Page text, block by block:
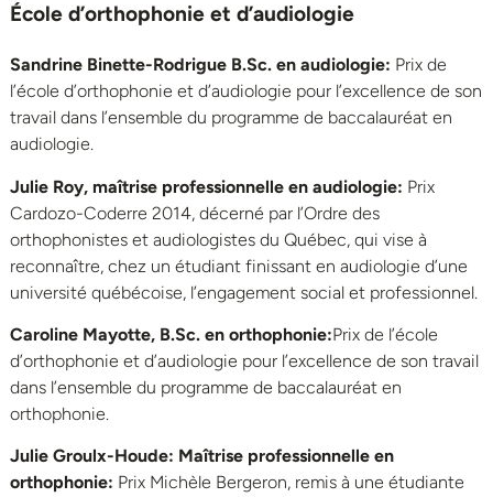
École d’orthophonie et d’audiologie
Sandrine Binette-Rodrigue B.Sc. en audiologie: Prix de
l’école d’orthophonie et d’audiologie pour l’excellence de son
travail dans l’ensemble du programme de baccalauréat en
audiologie.
Julie Roy, maîtrise professionnelle en audiologie: Prix
Cardozo-Coderre 2014, décerné par l’Ordre des
orthophonistes et audiologistes du Québec, qui vise à
reconnaître, chez un étudiant finissant en audiologie d’une
université québécoise, l’engagement social et professionnel.
Caroline Mayotte, B.Sc. en orthophonie:Prix de l’école
d’orthophonie et d’audiologie pour l’excellence de son travail
dans l’ensemble du programme de baccalauréat en
orthophonie.
Julie Groulx-Houde: Maîtrise professionnelle en
orthophonie: Prix Michèle Bergeron, remis à une étudiante